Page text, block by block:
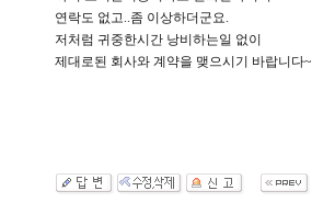
연락도 없고..좀 이상하더군요.
저처럼 귀중한시간 낭비하는일 없이
제대로된 회사와 계약을 맺으시기 바랍니다~